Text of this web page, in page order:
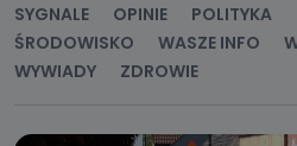
SYGNALE
OPINIE POLITYKA
ŚRODOWISKO
WASZE INFO
WYWIADY
ZDROWIE